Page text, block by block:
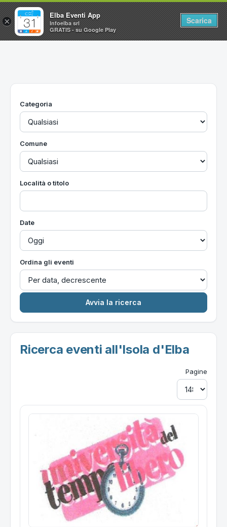
Home
Utilità
Categoria
Comune
Località o titolo
Date
Ordina gli eventi
Ricerca eventi all'Isola d'Elba
Pagine
×
Elba Eventi App
Infoelba srl
GRATIS - su Google Play
Scarica